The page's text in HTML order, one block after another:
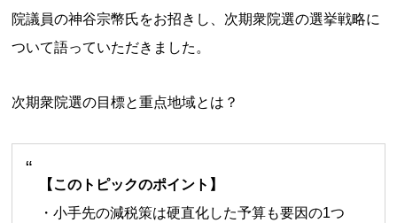
院議員の神谷宗幣氏をお招きし、次期衆院選の選挙戦略に
ついて語っていただきました。
次期衆院選の目標と重点地域とは？
【このトピックのポイント】
・小手先の減税策は硬直化した予算も要因の1つ